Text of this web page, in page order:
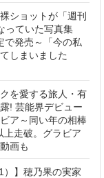
ショットが「週刊
っていた写真集
で発売～「今の私
しまいました
を愛する旅人・有
! 芸能界デビュー
ア～同い年の相棒
上走破。グラビア
画も
）】穂乃果の実家